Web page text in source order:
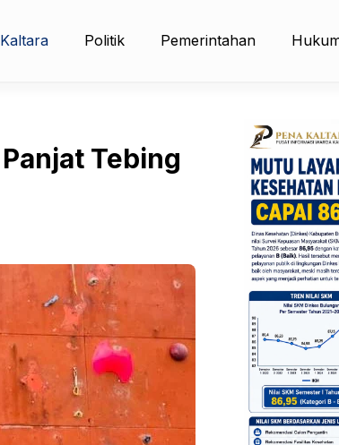
Kaltara Politik Pemerintahan
Tebing